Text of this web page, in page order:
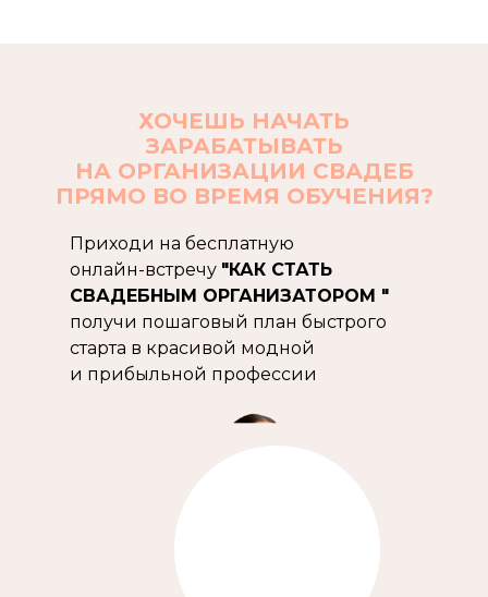
ХОЧЕШЬ НАЧАТЬ
ЗАРАБАТЫВАТЬ
НА ОРГАНИЗАЦИИ СВАДЕБ
ПРЯМО ВО ВРЕМЯ ОБУЧЕНИЯ?
Приходи на бесплатную
онлайн-встречу "КАК СТАТЬ
СВАДЕБНЫМ ОРГАНИЗАТОРОМ "
получи пошаговый план быстрого
старта в красивой модной
и прибыльной профессии